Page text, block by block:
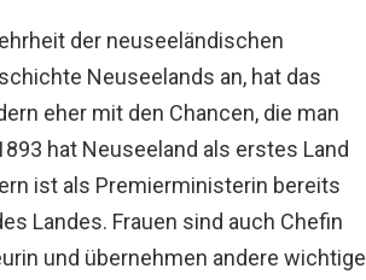
der neuseeländischen
Neuseelands an, hat das
eher mit den Chancen, die man
hat Neuseeland als erstes Land
ist als Premierministerin bereits
Landes. Frauen sind auch Chefin
und übernehmen andere wichtige